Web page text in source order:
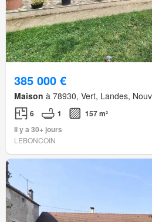
385 000 €
Maison à 78930, Vert, Landes,
6 1
157 m²
Il y a 30+ jours
LEBONCOIN